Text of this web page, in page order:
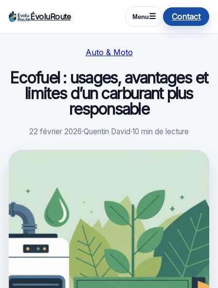
ÉvoluRoute Menu☰ Contact
Auto & Moto
Ecofuel : usages, avantages et
limites d’un carburant plus
responsable
22 février 2026·Quentin David·10 min de lecture